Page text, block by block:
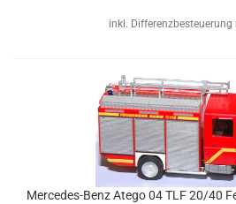
inkl. Differenzbesteuerung
Mercedes-​​Benz Atego 04 TLF 20/40